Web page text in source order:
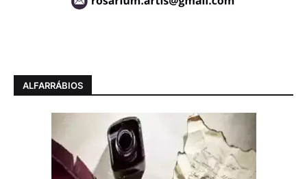
ALFARRÁBIOS